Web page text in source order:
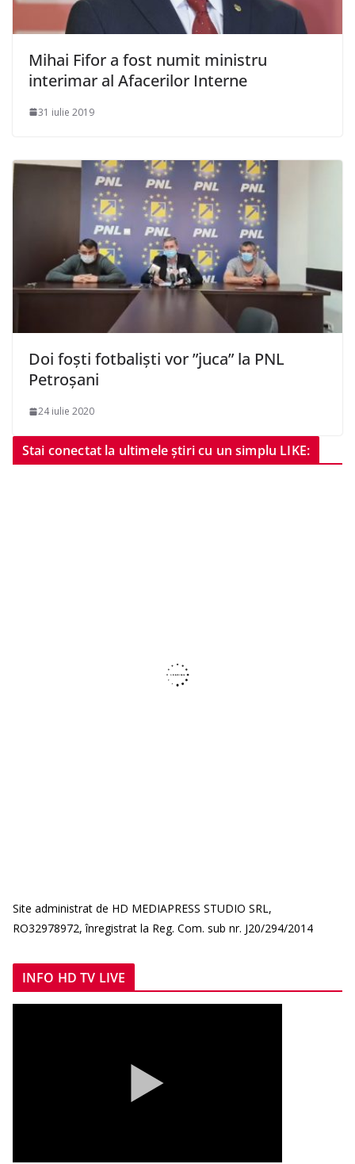
Mihai Fifor a fost numit ministru
interimar al Afacerilor Interne
31 iulie 2019
Doi foști fotbaliști vor ”juca” la PNL
Petroșani
24 iulie 2020
Stai conectat la ultimele știri cu un simplu LIKE:
Site administrat de HD MEDIAPRESS STUDIO SRL,
RO32978972, înregistrat la Reg. Com. sub nr. J20/294/2014
INFO HD TV LIVE